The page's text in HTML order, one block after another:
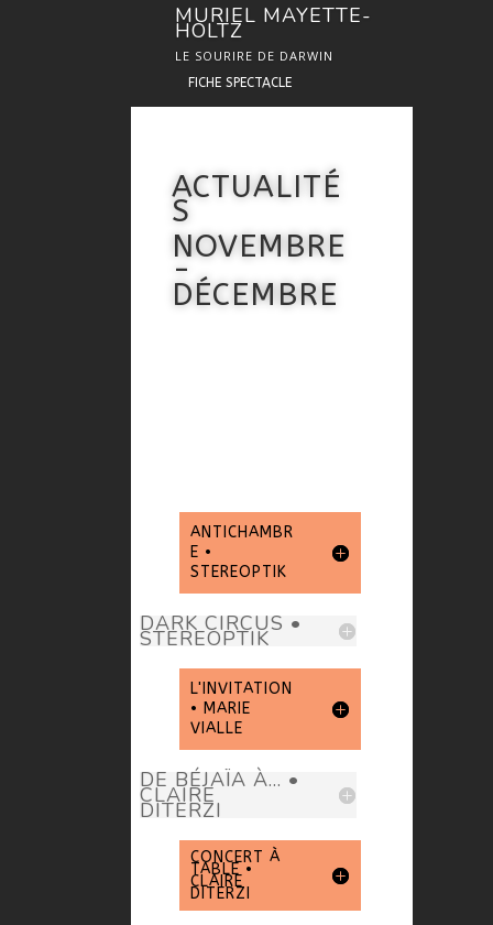
MURIEL MAYETTE-
HOLTZ
LE SOURIRE DE DARWIN
FICHE SPECTACLE
ACTUALITÉ
S
NOVEMBRE
-
DÉCEMBRE
ANTICHAMBR
E •
STEREOPTIK
DARK CIRCUS •
STEREOPTIK
L'INVITATION
• MARIE
VIALLE
DE BÉJAÏA À... •
CLAIRE
DITERZI
CONCERT À
TABLE •
CLAIRE
DITERZI